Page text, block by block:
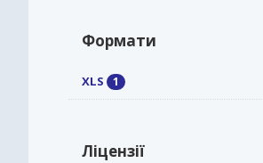
Формати
XLS 1
Ліцензії